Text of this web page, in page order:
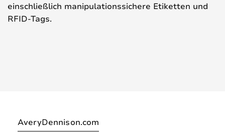
einschließlich manipulationssichere Etiketten und
RFID-Tags.
AveryDennison.com